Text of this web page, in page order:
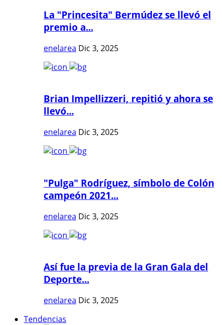
La "Princesita" Bermúdez se llevó el
premio a...
enelarea Dic 3, 2025
Brian Impellizzeri, repitió y ahora se
llevó...
enelarea Dic 3, 2025
"Pulga" Rodríguez, símbolo de Colón
campeón 2021...
enelarea Dic 3, 2025
Así fue la previa de la Gran Gala del
Deporte...
enelarea Dic 3, 2025
Tendencias